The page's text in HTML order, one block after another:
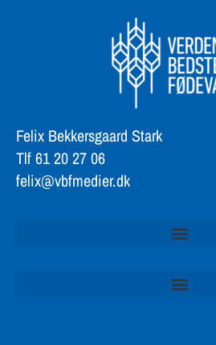
Felix Bekkersgaard Stark
Tlf 61 20 27 06
felix@vbfmedier.dk